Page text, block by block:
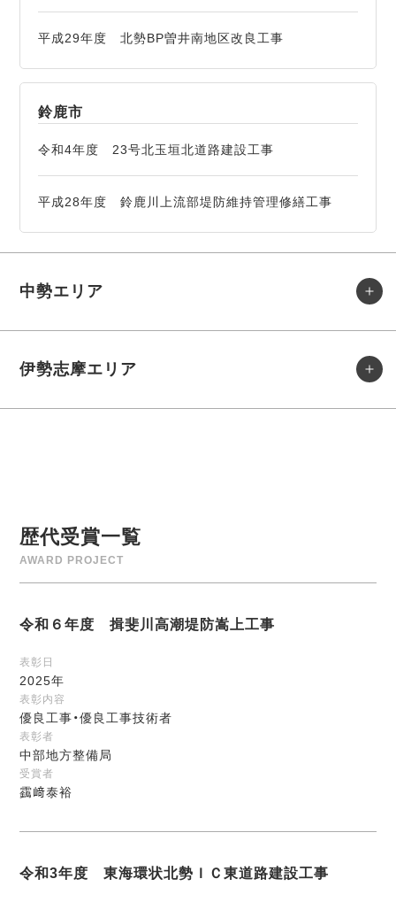
平成29年度 北勢BP曽井南地区改良工事
鈴鹿市
令和4年度 23号北玉垣北道路建設工事
平成28年度 鈴鹿川上流部堤防維持管理修繕工事
中勢エリア
伊勢志摩エリア
歴代受賞一覧
AWARD PROJECT
令和６年度 揖斐川高潮堤防嵩上工事
表彰日
2025年
表彰内容
優良工事・優良工事技術者
表彰者
中部地方整備局
受賞者
靎﨑泰裕
令和3年度 東海環状北勢ＩＣ東道路建設工事